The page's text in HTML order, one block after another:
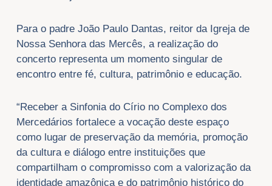
Para o padre João Paulo Dantas, reitor da Igreja de
Nossa Senhora das Mercês, a realização do
concerto representa um momento singular de
encontro entre fé, cultura, patrimônio e educação.
“Receber a Sinfonia do Círio no Complexo dos
Mercedários fortalece a vocação deste espaço
como lugar de preservação da memória, promoção
da cultura e diálogo entre instituições que
compartilham o compromisso com a valorização da
identidade amazônica e do patrimônio histórico do